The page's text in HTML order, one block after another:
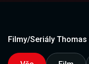
Filmy/Seriály